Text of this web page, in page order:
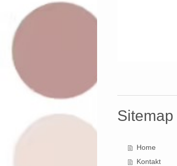
Sitemap
Home
Kontakt